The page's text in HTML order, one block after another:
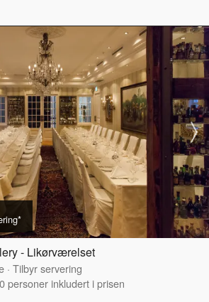
- Likørværelset
· Tilbyr servering
personer inkludert i prisen